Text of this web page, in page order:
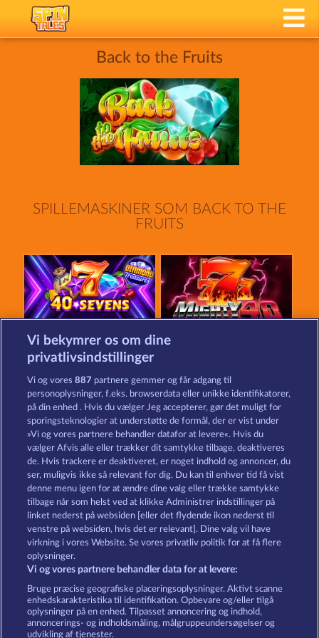
Back to the Fruits
SPILLEMASKINER SOM BACK TO THE
FRUITS
40 Sevens Diamond Treasures Mighty 40
Explodiac Maxi Play 100 Flaring Fruits
Vilkår og betingelser Datasikkerhed
Kontakt Virksomhed FAQ
Tilsluttet program
Indsend anmodning om tilbagetrækning
Vi bekymrer os om dine
privatlivsindstillinger
Vi og vores887 partnere gemmer og får adgang til
personoplysninger, f.eks. browserdata eller unikke identifikatorer,
på din enhed . Hvis du vælger Jeg accepterer, gør det muligt for
sporingsteknologier at understøtte de formål, der er vist under
»Vi og vores partnere behandler datafor at levere«. Hvis du
vælger Afvis alle eller trækker dit samtykke tilbage, deaktiveres
de. Hvis trackere er deaktiveret, er noget indhold og annoncer, du
ser, muligvis ikke så relevant for dig. Du kan til enhver tid få vist
denne menu igen for at ændre dine valg eller trække samtykke
tilbage når som helst ved at klikke Administrer indstillinger på
linket nederst på websiden [eller det flydende ikon nederst til
venstre på websiden, hvis det er relevant]. Dine valg vil have
virkning i vores Website. Se vores privatliv politik for at få flere
oplysninger.
Vi og vores partnere behandler data for at levere:
Bruge præcise geografiske placeringsoplysninger. Aktivt scanne
enhedskarakteristika til identifikation. Opbevare og/eller tilgå
oplysninger på en enhed. Tilpasset annoncering og indhold,
annoncerings- og indholdsmåling, målgruppeundersøgelser og
udvikling af tjenester.